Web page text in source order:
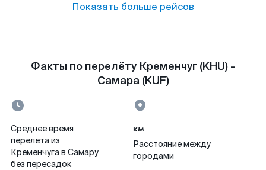
Показать больше рейсов
Факты по перелёту Кременчуг (KHU) -
Самара (KUF)
Среднее время
перелета из
Кременчуга в Самару
без пересадок
км
Расстояние между
городами